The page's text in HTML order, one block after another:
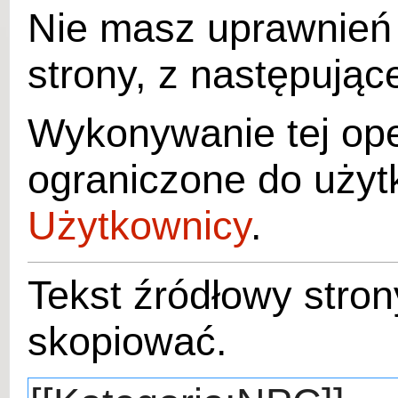
Nie masz
strony, z
Wykonywanie tej
ograniczone do
Użytkownicy.
Tekst źródłowy
skopiować.